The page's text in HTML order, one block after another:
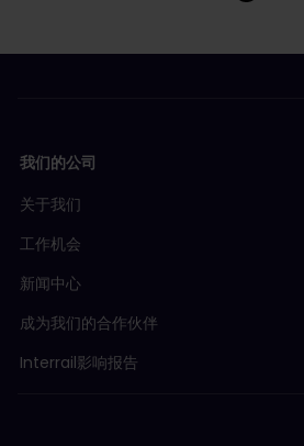
我们的公司
关于我们
工作机会
新闻中心
成为我们的合作伙伴
Interrail影响报告